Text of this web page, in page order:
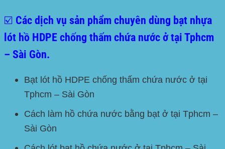
☑️ Các dịch vụ sản phẩm chuyên dùng bạt nhựa
lót hồ HDPE chống thấm chứa nước ở tại Tphcm
– Sài Gòn.
Bạt lót hồ HDPE chống thấm chứa nước ở tại
Tphcm – Sài Gòn
Cách làm hồ chứa nước bằng bạt ở tại Tphcm –
Sài Gòn